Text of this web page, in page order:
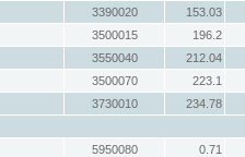
3390020
153.03
3500015
196.2
3550040
212.04
3500070
223.1
3730010
234.78
5950080
0.71